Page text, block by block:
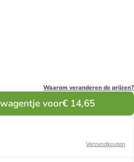
Waarom veranderen de prijzen?
voor€ 14,65
Verzendkosten